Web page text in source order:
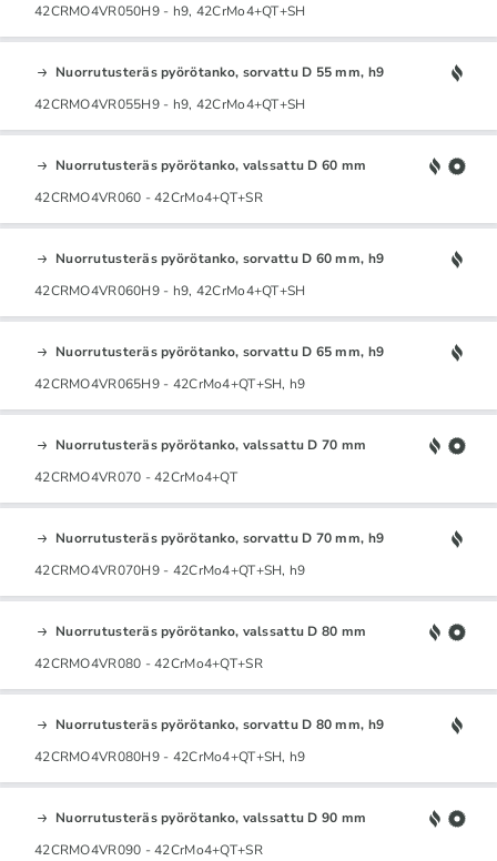
42CRMO4VR050H9 - h9, 42CrMo4+QT+SH
Nuorrutusteräs pyörötanko, sorvattu D 55 mm, h9
42CRMO4VR055H9 - h9, 42CrMo4+QT+SH
Nuorrutusteräs pyörötanko, valssattu D 60 mm
42CRMO4VR060 - 42CrMo4+QT+SR
Nuorrutusteräs pyörötanko, sorvattu D 60 mm, h9
42CRMO4VR060H9 - h9, 42CrMo4+QT+SH
Nuorrutusteräs pyörötanko, sorvattu D 65 mm, h9
42CRMO4VR065H9 - 42CrMo4+QT+SH, h9
Nuorrutusteräs pyörötanko, valssattu D 70 mm
42CRMO4VR070 - 42CrMo4+QT
Nuorrutusteräs pyörötanko, sorvattu D 70 mm, h9
42CRMO4VR070H9 - 42CrMo4+QT+SH, h9
Nuorrutusteräs pyörötanko, valssattu D 80 mm
42CRMO4VR080 - 42CrMo4+QT+SR
Nuorrutusteräs pyörötanko, sorvattu D 80 mm, h9
42CRMO4VR080H9 - 42CrMo4+QT+SH, h9
Nuorrutusteräs pyörötanko, valssattu D 90 mm
42CRMO4VR090 - 42CrMo4+QT+SR